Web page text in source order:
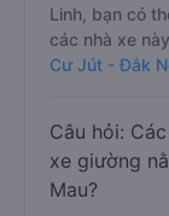
Linh, bạn có
các nhà xe
Cư Jút - Đắk
Câu hỏi:
xe giường
Mau?